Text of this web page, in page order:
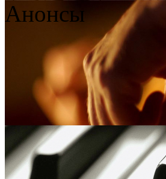
Анонсы
Детство в
13.05.25 10:35
Читать